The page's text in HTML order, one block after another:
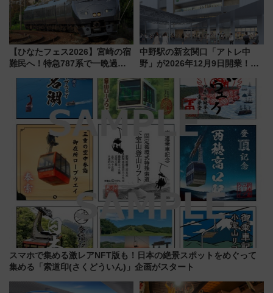
【ひなたフェス2026】宮崎の宿
難民へ！特急787系で一晩過ご
ローおひさま」が救世主に？
中野駅の新玄関口「アトレ中
野」が2026年12月9日開業！新
注目スポット
スマホで集める激レアNFT版も！日本の絶景スポットをめぐって
集める「索道印(さくどういん)」企画がスタート